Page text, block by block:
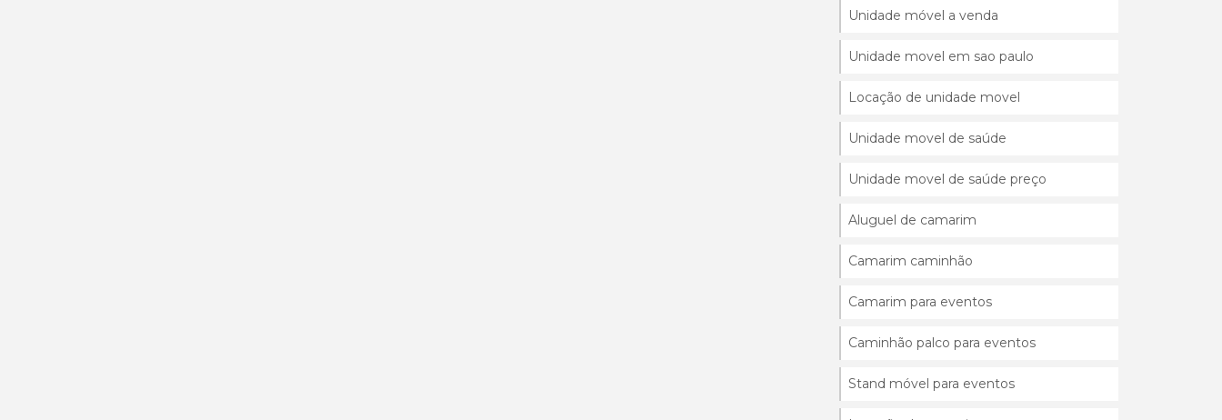
Unidade móvel a venda
Unidade movel em sao paulo
Locação de unidade movel
Unidade movel de saúde
Unidade movel de saúde preço
Aluguel de camarim
Camarim caminhão
Camarim para eventos
Caminhão palco para eventos
Stand móvel para eventos